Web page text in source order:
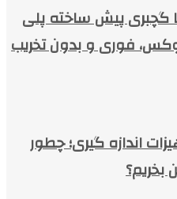
گچبری پیش ساخته پلی
فوری و بدون تخریب
اندازه گیری؛ چطور
بخریم؟